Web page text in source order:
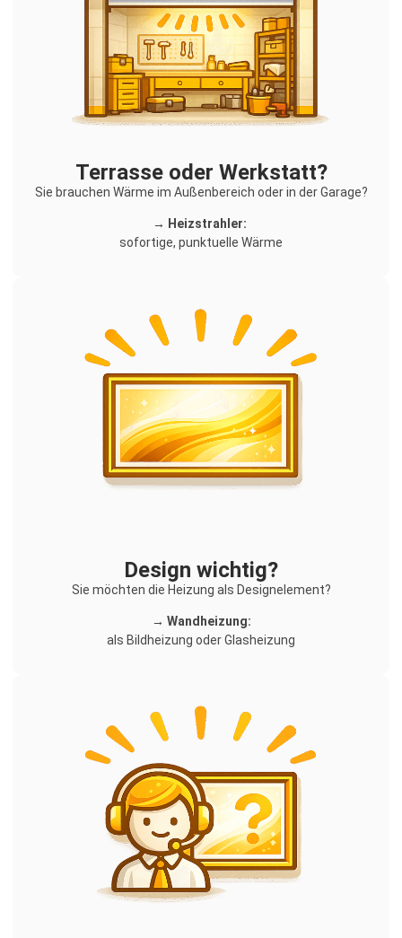
Terrasse oder Werkstatt?
Sie brauchen Wärme im Außenbereich oder in der Garage?
→ Heizstrahler:
sofortige, punktuelle Wärme
Design wichtig?
Sie möchten die Heizung als Designelement?
→ Wandheizung:
als Bildheizung oder Glasheizung